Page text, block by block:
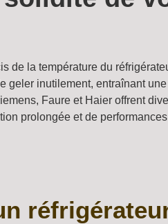
de la température du
inutilement, entraînant
Faure et Haier offrent
prolongée et de